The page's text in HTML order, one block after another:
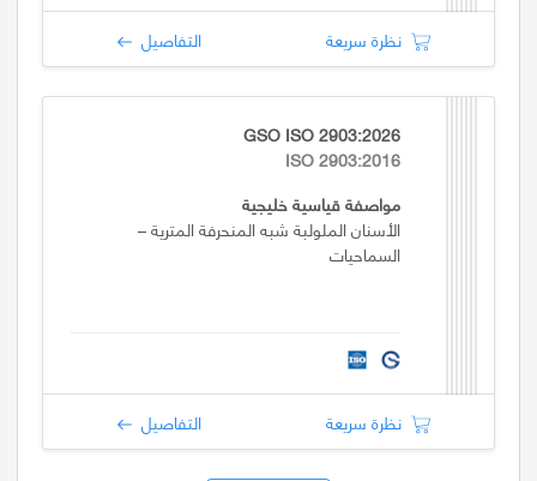
نظرة سريعة التفاصيل
GSO ISO 2903:2026
ISO 2903:2016
مواصفة قياسية خليجية
الأسنان الملولبة شبه المنحرفة المترية –
السماحيات
نظرة سريعة التفاصيل